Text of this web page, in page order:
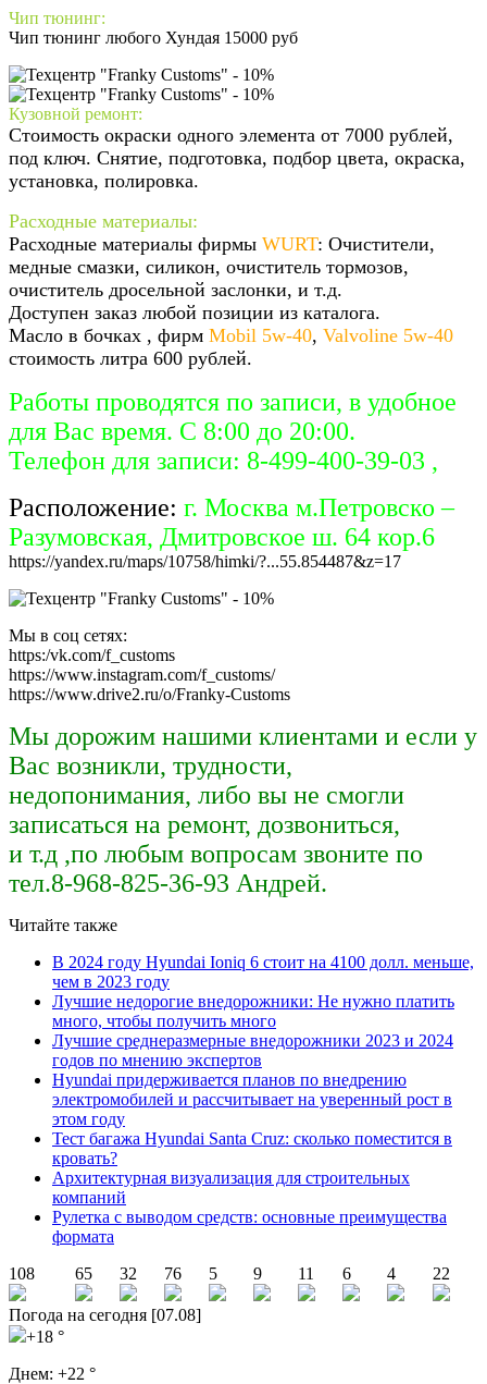
Чип тюнинг:
Чип тюнинг любого Хундая 15000 руб
Кузовной ремонт:
Стоимость окраски одного элемента от 7000 рублей,
под ключ. Снятие, подготовка, подбор цвета, окраска,
установка, полировка.
Расходные материалы:
Расходные материалы фирмы WURT: Очистители,
медные смазки, силикон, очиститель тормозов,
очиститель дросельной заслонки, и т.д.
Доступен заказ любой позиции из каталога.
Масло в бочках , фирм Mobil 5w-40, Valvoline 5w-40
стоимость литра 600 рублей.
Работы проводятся по записи, в удобное
для Вас время. С 8:00 до 20:00.
Телефон для записи: 8-499-400-39-03 ,
Расположение: г. Москва м.Петровско –
Разумовская, Дмитровское ш. 64 кор.6
https://yandex.ru/maps/10758/himki/?...55.854487&z=17
Мы в соц сетях:
https:/vk.com/f_customs
https://www.instagram.com/f_customs/
https://www.drive2.ru/o/Franky-Customs
Мы дорожим нашими клиентами и если у
Вас возникли, трудности,
недопонимания, либо вы не смогли
записаться на ремонт, дозвониться,
и т.д ,по любым вопросам звоните по
тел.8-968-825-36-93 Андрей.
Читайте также
В 2024 году Hyundai Ioniq 6 стоит на 4100 долл. меньше,
чем в 2023 году
Лучшие недорогие внедорожники: Не нужно платить
много, чтобы получить много
Лучшие среднеразмерные внедорожники 2023 и 2024
годов по мнению экспертов
Hyundai придерживается планов по внедрению
электромобилей и рассчитывает на уверенный рост в
этом году
Тест багажа Hyundai Santa Cruz: сколько поместится в
кровать?
Архитектурная визуализация для строительных
компаний
Рулетка с выводом средств: основные преимущества
формата
108
65 32 76 5 9 11 6 4 22
Погода на сегодня [07.08]
+18 °
Днем: +22 °